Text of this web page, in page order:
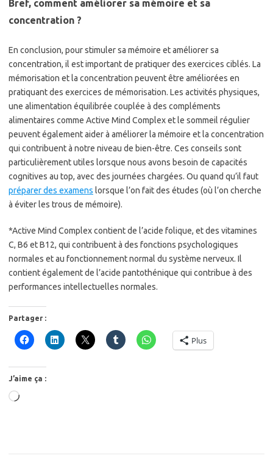
Bref, comment améliorer sa mémoire et sa
concentration ?
En conclusion, pour stimuler sa mémoire et améliorer sa
concentration, il est important de pratiquer des exercices ciblés. La
mémorisation et la concentration peuvent être améliorées en
pratiquant des exercices de mémorisation. Les activités physiques,
une alimentation équilibrée couplée à des compléments
alimentaires comme Active Mind Complex et le sommeil régulier
peuvent également aider à améliorer la mémoire et la concentration
qui contribuent à notre niveau de bien-être. Ces conseils sont
particulièrement utiles lorsque nous avons besoin de capacités
cognitives au top, avec des journées chargées. Ou quand qu’il faut
préparer des examens lorsque l’on fait des études (où l’on cherche
à éviter les trous de mémoire).
*Active Mind Complex contient de l’acide folique, et des vitamines
C, B6 et B12, qui contribuent à des fonctions psychologiques
normales et au fonctionnement normal du système nerveux. Il
contient également de l’acide pantothénique qui contribue à des
performances intellectuelles normales.
Partager :
Plus
J’aime ça :
Chargement…